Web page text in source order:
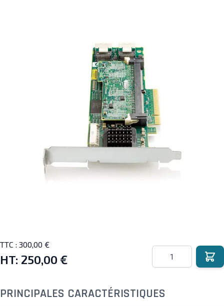
TTC : 300,00 €
HT: 250,00 €
Quantité
PRINCIPALES CARACTÉRISTIQUES